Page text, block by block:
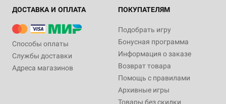
ДОСТАВКА И ОПЛАТА
Способы оплаты
Службы доставки
Адреса магазинов
ПОКУПАТЕЛЯМ
Подобрать игру
Бонусная программа
Информация о заказе
Возврат товара
Помощь с правилами
Архивные игры
Товары без скидки